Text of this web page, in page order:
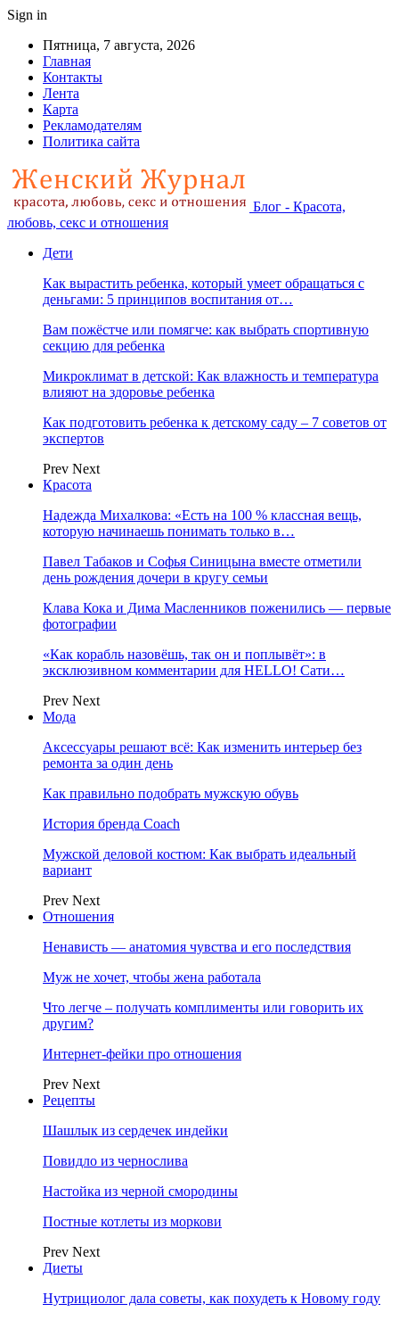
Sign in
Пятница, 7 августа, 2026
Главная
Контакты
Лента
Карта
Рекламодателям
Политика сайта
Блог - Красота,
любовь, секс и отношения
Дети
Как вырастить ребенка, который умеет обращаться с
деньгами: 5 принципов воспитания от…
Вам пожёстче или помягче: как выбрать спортивную
секцию для ребенка
Микроклимат в детской: Как влажность и температура
влияют на здоровье ребенка
Как подготовить ребенка к детскому саду – 7 советов от
экспертов
Prev Next
Красота
Надежда Михалкова: «Есть на 100 % классная вещь,
которую начинаешь понимать только в…
Павел Табаков и Софья Синицына вместе отметили
день рождения дочери в кругу семьи
Клава Кока и Дима Масленников поженились — первые
фотографии
«Как корабль назовёшь, так он и поплывёт»: в
эксклюзивном комментарии для HELLO! Сати…
Prev Next
Мода
Аксессуары решают всё: Как изменить интерьер без
ремонта за один день
Как правильно подобрать мужскую обувь
История бренда Coach
Мужской деловой костюм: Как выбрать идеальный
вариант
Prev Next
Отношения
Ненависть — анатомия чувства и его последствия
Муж не хочет, чтобы жена работала
Что легче – получать комплименты или говорить их
другим?
Интернет-фейки про отношения
Prev Next
Рецепты
Шашлык из сердечек индейки
Повидло из чернослива
Настойка из черной смородины
Постные котлеты из моркови
Prev Next
Диеты
Нутрициолог дала советы, как похудеть к Новому году